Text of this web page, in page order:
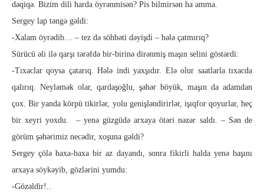
dəqiqə. Bizim dili harda öyrənmisən? Pis bil­mir­sən ha amma.
Sergey lap təngə gəldi:
-Xalam öyrədib… – tez də söhbəti dəyişdi – hələ çatmırıq?
Sürücü əli ilə qarşı tərəfdə bir-birinə dirənmiş maşın selini göstərdi:
-Tıxaclar qoysa çatarıq. Hələ indi yaxşıdır. Elə olur saat­lar­la tıxacda
qalırıq. Neyləmək olar, qardaşoğlu, şəhər böyük, ma­şın da adamdan
çox. Bir yanda körpü tikirlər, yolu genişlən­di­rir­lər, işıqfor qoyurlar, heç
bir xeyri yoxdu. – yenə güzgüdə arxa­ya ötəri nəzər saldı. – Sən de
görüm şəhərimiz necədir, xoşuna gəl­di?
Sergey çölə baxa-baxa bir az dayandı, sonra fikirli halda yenə başını
arxaya söykəyib, gözlərini yumdu:
-Gözəldir!..